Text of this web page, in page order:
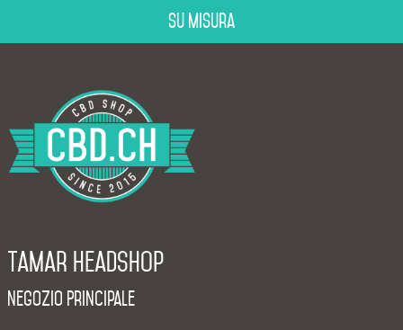
Su misura
Tamar Headshop
Negozio Principale